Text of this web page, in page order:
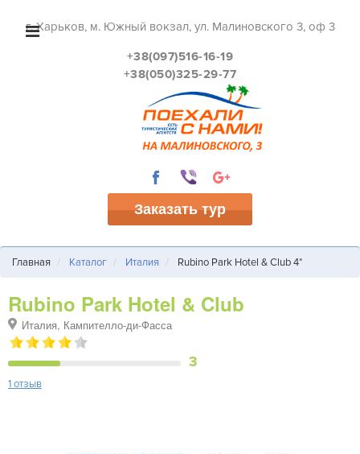
г. Харьков, м. Южный вокзал, ул. Малиновского 3, оф 3
+38(097)516-16-19
+38(050)325-29-77
Заказать тур
Главная Каталог Италия Rubino Park Hotel & Club 4*
Rubino Park Hotel & Club
Италия, Кампителло-ди-Фасса
3
1 отзыв